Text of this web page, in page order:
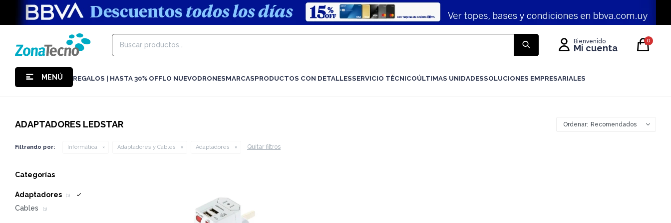
MENÚ REGALOS | HASTA 30% OFFLO NUEVODRONESMARCASPRODUCTOS CON DETALLESSERVICIO TÉCNICOÚLTIMAS UNIDADESSOLUCIONES EMPRESARIALES
0
ADAPTADORES LEDSTAR Recomendados
Filtrando por: Informática Adaptadores y Cables Adaptadores Quitar filtros
Categorías
Adaptadores (1)
Cables (1)